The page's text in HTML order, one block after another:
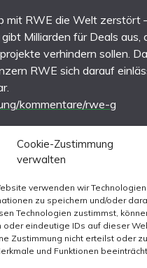
Cookie-Zustimmung
verwalten
verwenden wir
zu speichern und/oder
Technologien zustimmst,
oder eindeutige IDs auf dieser
Zustimmung nicht erteilst oder
und Funktionen
mit RWE die Welt zerstört
Milliarden für Deals aus,
verhindern sollen.
RWE sich darauf
kommentare/rwe-g